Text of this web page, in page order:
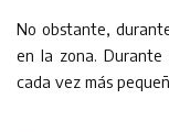
No obstante,
en la zona. Durante
cada vez más